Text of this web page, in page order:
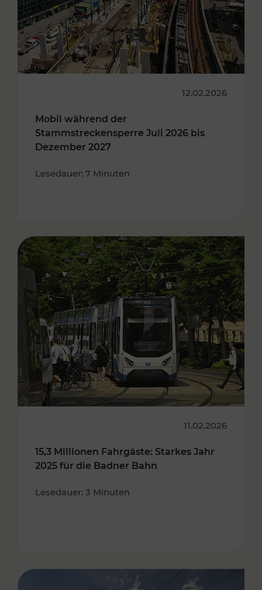
12.02.2026
Mobil während der
Stammstreckensperre Juli 2026 bis
Dezember 2027
Lesedauer: 7 Minuten
11.02.2026
15,3 Millionen Fahrgäste: Starkes Jahr
2025 für die Badner Bahn
Lesedauer: 3 Minuten